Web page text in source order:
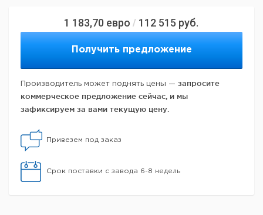
1 183,70 евро / 112 515 руб.
Получить предложение
Производитель может поднять цены — запросите
коммерческое предложение сейчас, и мы
зафиксируем за вами текущую цену.
Привезем под заказ
Срок поставки с завода 6-8 недель